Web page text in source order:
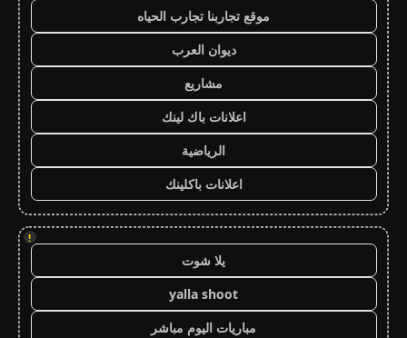
موقع تجاربنا تجارب الحياه
ديوان العرب
مشاريع
اعلانات باك لينك
الرياضية
اعلانات باكلينك
!
يلا شوت
yalla shoot
مباريات اليوم مباشر